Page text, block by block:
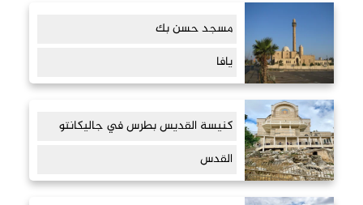
مسجد حسن بك
يافا
كنيسة القديس بطرس في جاليكانتو
القدس